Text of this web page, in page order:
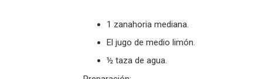
1 zanahoria mediana.
El jugo de medio limón.
½ taza de agua.